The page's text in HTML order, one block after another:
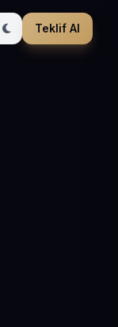
Teklif Al